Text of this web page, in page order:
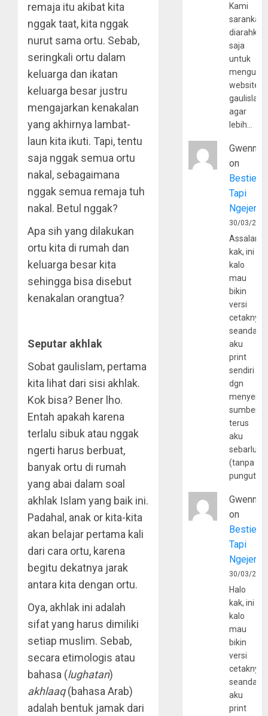
remaja itu akibat kita
nggak taat, kita nggak
nurut sama ortu. Sebab,
seringkali ortu dalam
keluarga dan ikatan
keluarga besar justru
mengajarkan kenakalan
yang akhirnya lambat-
laun kita ikuti. Tapi, tentu
saja nggak semua ortu
nakal, sebagaimana
nggak semua remaja tuh
nakal. Betul nggak?
Apa sih yang dilakukan
ortu kita di rumah dan
keluarga besar kita
sehingga bisa disebut
kenakalan orangtua?
Seputar akhlak
Sobat gaulislam, pertama
kita lihat dari sisi akhlak.
Kok bisa? Bener lho.
Entah apakah karena
terlalu sibuk atau nggak
ngerti harus berbuat,
banyak ortu di rumah
yang abai dalam soal
akhlak Islam yang baik ini.
Padahal, anak or kita-kita
akan belajar pertama kali
dari cara ortu, karena
begitu dekatnya jarak
antara kita dengan ortu.
Oya, akhlak ini adalah
sifat yang harus dimiliki
setiap muslim. Sebab,
secara etimologis atau
bahasa (lughatan)
akhlaaq(bahasa Arab)
adalah bentuk jamak dari
Kami
sarankan,
diarahkan
saja
untuk
website
agar
lebih…
Gwenny
on
Bestie
Tapi
30/03/
kak, ini
kalo
mau
bikin
versi
cetaknya
aku
print
sendiri
dgn
sumber
terus
aku
(tanpa
Gwenny
on
Bestie
Tapi
30/03/
Halo
kak, ini
kalo
mau
bikin
versi
cetaknya
aku
print